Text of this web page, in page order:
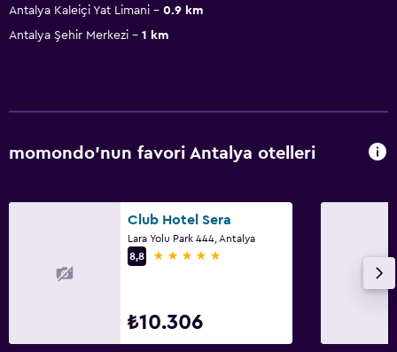
Antalya Kaleiçi Yat Limani
0.9 km
Antalya Şehir Merkezi
1 km
momondo'nun favori Antalya otelleri
Club Hotel Sera
Lara Yolu Park 444, Antalya
8,8
5 yıldız
₺10.306